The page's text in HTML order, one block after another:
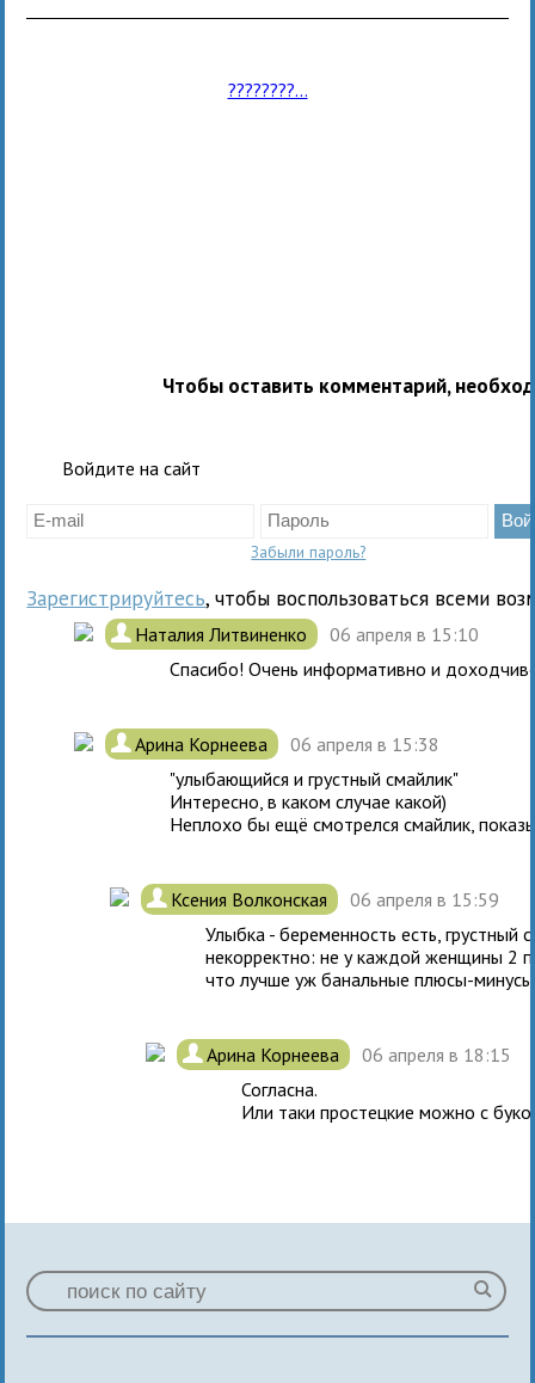
????????...
Чтобы оставить комментарий,
Войдите на сайт
Забыли пароль?
Зарегистрируйтесь, чтобы воспользоваться всеми
. Наталия Литвиненко
06 апреля в 15:10
Спасибо! Очень информативно и
. Арина Корнеева
06 апреля в 15:38
"улыбающийся и грустный смайлик"
Интересно, в каком случае какой)
Неплохо бы ещё смотрелся смайлик,
. Ксения Волконская
06 апреля в 15:59
Улыбка - беременность есть, грустный
некорректно: не у каждой женщины 2
что лучше уж банальные плюсы-
. Арина Корнеева
06 апреля в 18:15
Согласна.
Или таки простецкие можно с